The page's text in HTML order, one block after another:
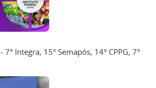
Integra, 15° Semapós, 14° CPPG, 7°